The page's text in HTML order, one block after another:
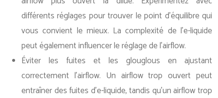
différents réglages pour trouver le point d’équilibre qui
vous convient le mieux. La complexité de l’e-liquide
peut également influencer le réglage de l’airflow.
Éviter les fuites et les glouglous en ajustant
correctement l’airflow. Un airflow trop ouvert peut
entraîner des fuites d’e-liquide, tandis qu’un airflow trop